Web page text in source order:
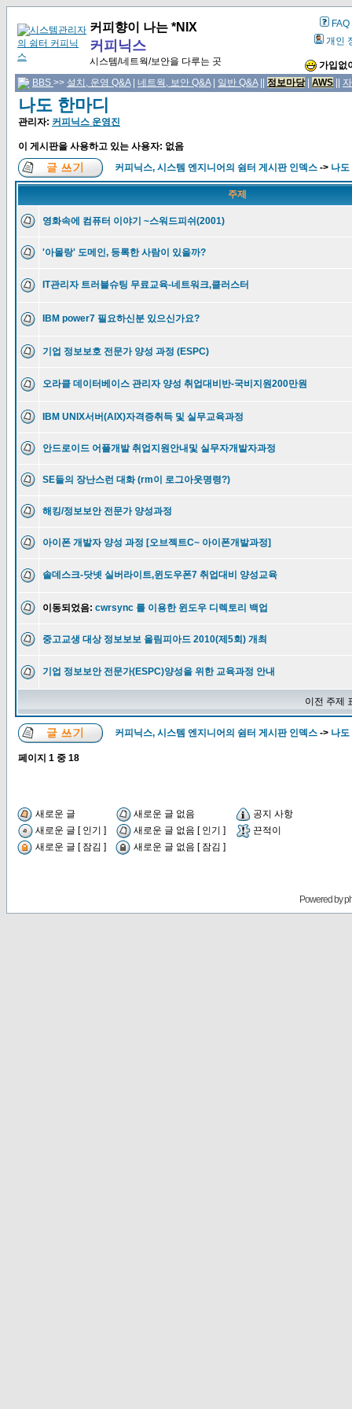
커피향이 나는 *NIX
커피닉스
시스템/네트웍/보안을 다루는 곳
FAQ
개인
가입없
BBS >> 설치, 운영 Q&A| 네트웍, 보안 Q&A| 일반 Q&A|| 정보마당| AWS
나도 한마디
관리자: 커피닉스 운영진
이 게시판을 사용하고 있는 사용자: 없음
커피닉스, 시스템 엔지니어의 쉼터 게시판 인덱스 -> 나도
주제
영화속에 컴퓨터 이야기 ~스워드피쉬(2001)
'아몰랑' 도메인, 등록한 사람이 있을까?
IT관리자 트러블슈팅 무료교육-네트워크,클러스터
IBM power7 필요하신분 있으신가요?
기업 정보보호 전문가 양성 과정 (ESPC)
오라클 데이터베이스 관리자 양성 취업대비반-국비지원200만원
IBM UNIX서버(AIX)자격증취득 및 실무교육과정
안드로이드 어플개발 취업지원안내및 실무자개발자과정
SE들의 장난스런 대화 (rm이 로그아웃명령?)
해킹/정보보안 전문가 양성과정
아이폰 개발자 양성 과정 [오브젝트C~ 아이폰개발과정]
솔데스크-닷넷 실버라이트,윈도우폰7 취업대비 양성교육
이동되었음: cwrsync 를 이용한 윈도우 디렉토리 백업
중고교생 대상 정보보보 올림피아드 2010(제5회) 개최
기업 정보보안 전문가(ESPC)양성을 위한 교육과정 안내
이전 주제
커피닉스, 시스템 엔지니어의 쉼터 게시판 인덱스 -> 나도
페이지 1 중 18
새로운 글 새로운 글 없음
공지 사항
새로운 글 [ 인기 ]
새로운 글 없음 [ 인기 ]
끈적이
새로운 글 [ 잠김 ]
새로운 글 없음 [ 잠김 ]
Powered by